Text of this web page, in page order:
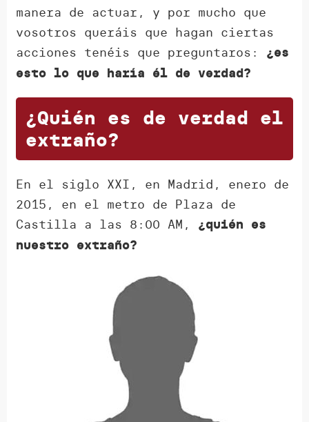
manera de actuar, y por mucho que
vosotros queráis que hagan ciertas
acciones tenéis que preguntaros: ¿es
esto lo que haría él de verdad?
¿Quién es de verdad el
extraño?
En el siglo XXI, en Madrid, enero de
2015, en el metro de Plaza de
Castilla a las 8:00 AM, ¿quién es
nuestro extraño?